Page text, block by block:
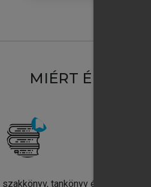
MIÉRT
szakkönyv, tankönyv és